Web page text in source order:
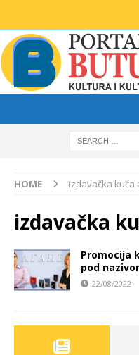
HOME izdavačka kuća
izdavačka
Promocija
pod
22/08/2022